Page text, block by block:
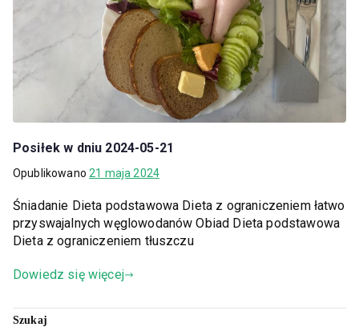
Posiłek w dniu 2024-05-21
Opublikowano21 maja 2024
Śniadanie Dieta podstawowa Dieta z ograniczeniem łatwo
przyswajalnych węglowodanów Obiad Dieta podstawowa
Dieta z ograniczeniem tłuszczu
Dowiedz się więcej
Szukaj